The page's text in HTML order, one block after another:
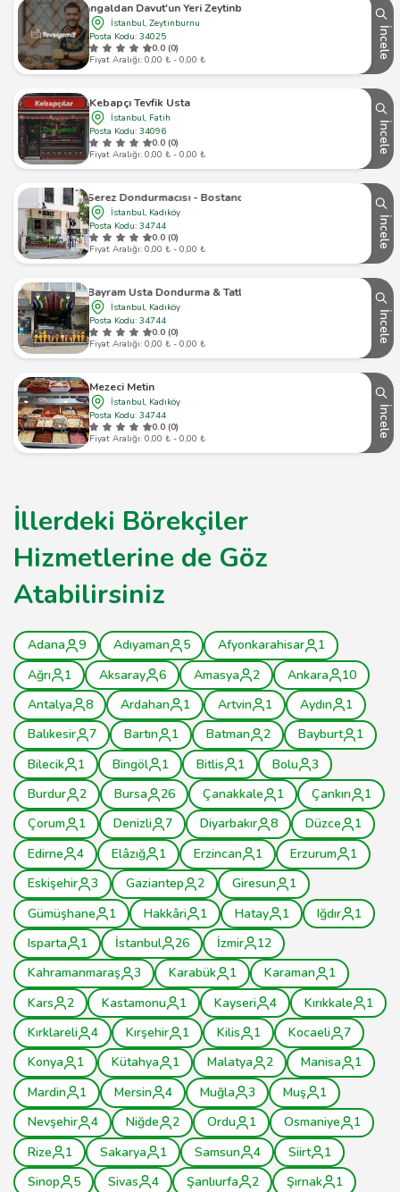
Mangaldan Davut'un Yeri Zeytinburnu
İstanbul, Zeytinburnu
Posta Kodu: 34025
0.0 (0)
Fiyat Aralığı: 0,00 ₺ - 0,00 ₺
İncele
Kebapçı Tevfik Usta
İstanbul, Fatih
Posta Kodu: 34096
0.0 (0)
Fiyat Aralığı: 0,00 ₺ - 0,00 ₺
İncele
Serez Dondurmacısı - Bostancı
İstanbul, Kadıköy
Posta Kodu: 34744
0.0 (0)
Fiyat Aralığı: 0,00 ₺ - 0,00 ₺
İncele
Bayram Usta Dondurma & Tatlı
İstanbul, Kadıköy
Posta Kodu: 34744
0.0 (0)
Fiyat Aralığı: 0,00 ₺ - 0,00 ₺
İncele
Mezeci Metin
İstanbul, Kadıköy
Posta Kodu: 34744
0.0 (0)
Fiyat Aralığı: 0,00 ₺ - 0,00 ₺
İncele
İllerdeki Börekçiler
Hizmetlerine de Göz
Atabilirsiniz
Adana 9 Adıyaman 5 Afyonkarahisar
1
Ağrı
1 Aksaray 6 Amasya 2 Ankara
10
Antalya
8 Ardahan 1 Artvin 1 Aydın
1
Balıkesir
7 Bartın 1 Batman 2 Bayburt
1
Bilecik
1 Bingöl 1 Bitlis 1 Bolu
3
Burdur
2 Bursa 26 Çanakkale 1 Çankırı
1
Çorum
1 Denizli 7 Diyarbakır 8 Düzce
1
Edirne
4 Elâzığ 1 Erzincan 1 Erzurum
1
Eskişehir
3 Gaziantep 2 Giresun
1
Gümüşhane
1 Hakkâri 1 Hatay 1 Iğdır
1
Isparta
1 İstanbul 26 İzmir
12
Kahramanmaraş
3 Karabük 1 Karaman
1
Kars
2 Kastamonu 1 Kayseri 4 Kırıkkale
1
Kırklareli
4 Kırşehir 1 Kilis 1 Kocaeli
7
Konya
1 Kütahya 1 Malatya 2 Manisa
1
Mardin
1 Mersin 4 Muğla 3 Muş
1
Nevşehir
4 Niğde 2 Ordu 1 Osmaniye
1
Rize
1 Sakarya 1 Samsun 4 Siirt
1
Sinop
5 Sivas 4 Şanlıurfa 2 Şırnak 1